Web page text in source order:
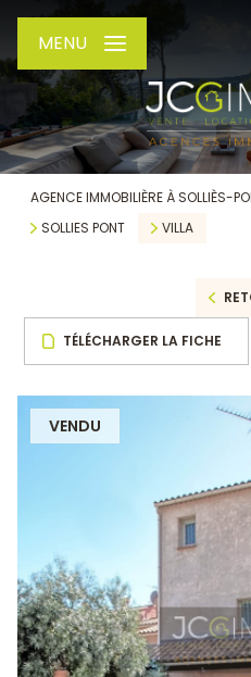
MENU
AGENCE IMMOBILIÈRE À SOLLIÈS-
SOLLIES PONT
VILLA
TÉLÉCHARGER LA FICHE
VENDU